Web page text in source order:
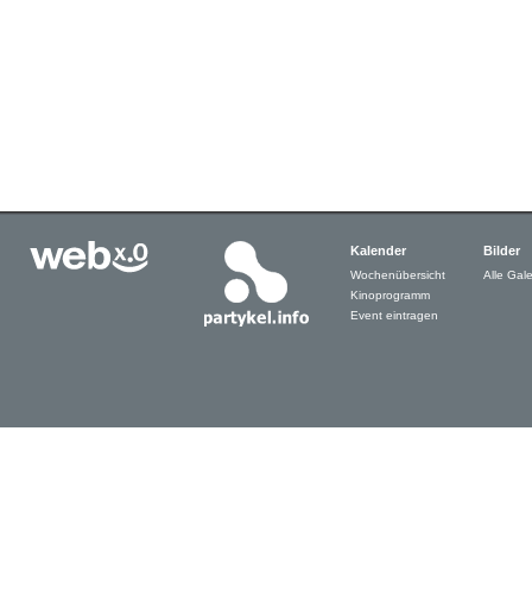
Kalender
Wochenübersicht
Kinoprogramm
Event eintragen
Bilder
Alle